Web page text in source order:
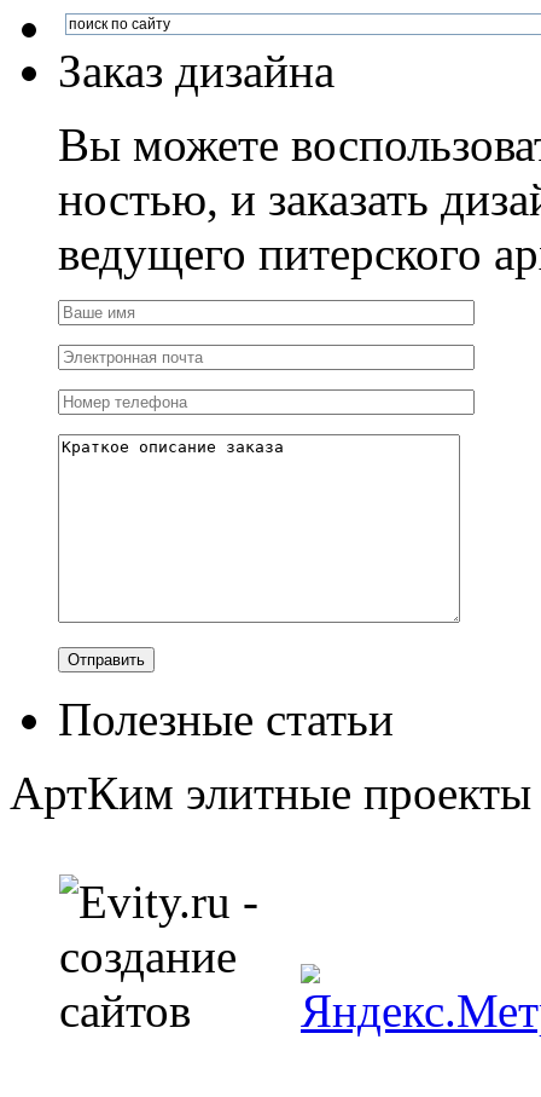
Заказ дизайна
Вы можете
ностью, и заказать
ведущего питерского
Полезные статьи
АртКим элитные